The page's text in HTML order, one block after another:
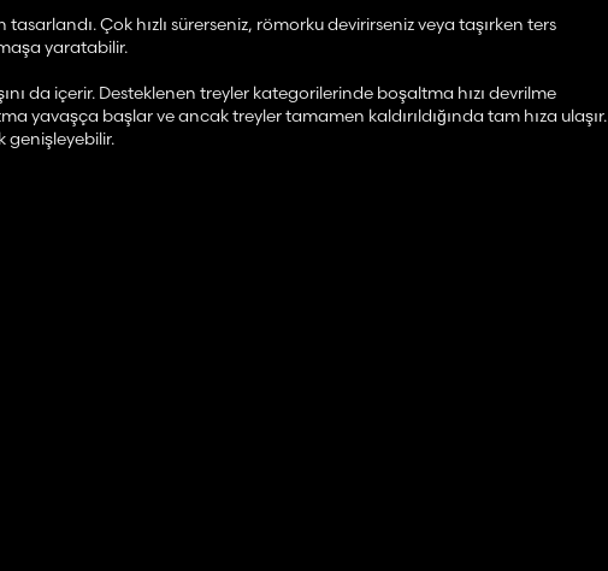
Çok hızlı sürerseniz, römorku devirirseniz veya taşırken ters
yaratabilir.
da içerir. Desteklenen treyler kategorilerinde boşaltma hızı devrilme
yavaşça başlar ve ancak treyler tamamen kaldırıldığında tam hıza ulaşır.
genişleyebilir.
böylece sistem sıvılar, hayvanlar veya diğer uygun olmayan dolgu türleri